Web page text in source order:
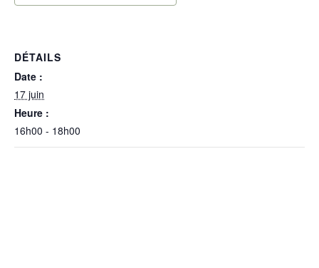
DÉTAILS
Date :
17 juin
Heure :
16h00 - 18h00